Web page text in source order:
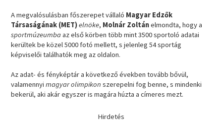
A megvalósulásban főszerepet vállaló Magyar Edzők
Társaságának (MET)elnöke, Molnár Zoltánelmondta, hogy a
sportmúzeumbaaz első körben több mint 3500 sportoló adatai
kerültek be közel 5000 fotó mellett, s jelenleg 54 sportág
képviselői találhatók meg az oldalon.
Az adat- és fényképtár a következő években tovább bővül,
valamennyimagyar olimpikon szerepelni fog benne, s mindenki
bekerül, aki akár egyszer is magára húzta a címeres mezt.
Hirdetés